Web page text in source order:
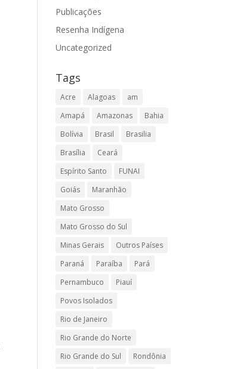
Publicações
Resenha Indígena
Uncategorized
Tags
Acre Alagoas
am
Amapá
Amazonas
Bahia
Bolívia
Brasil
Brasilia
Brasília
Ceará
Espírito Santo
FUNAI
Goiás
Maranhão
Mato Grosso
Mato Grosso do Sul
Minas Gerais
Outros Países
Paraná
Paraíba
Pará
Pernambuco
Piauí
Povos Isolados
Rio de Janeiro
Rio Grande do Norte
Rio Grande do Sul
Rondônia